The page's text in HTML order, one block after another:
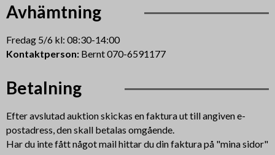
Avhämtning
Fredag 5/6 kl: 08:30-14:00
Kontaktperson:Bernt 070-6591177
Betalning
Efter avslutad auktion skickas en faktura ut till angiven e-
postadress, den skall betalas omgående.
Har du inte fått något mail hittar du din faktura på "mina sidor"